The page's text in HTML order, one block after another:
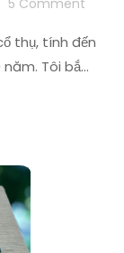
5 Comment
thụ, tính đến
Tôi bắ...